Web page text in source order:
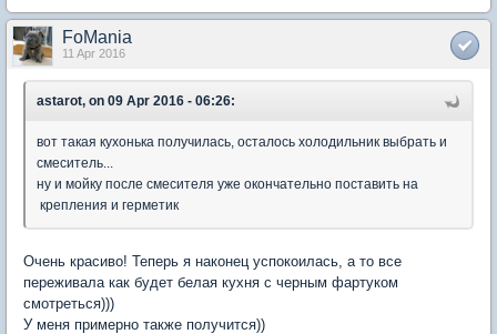
FoMania
11 Apr 2016
astarot, on 09 Apr 2016 - 06:26:
вот такая кухонька получилась, осталось холодильник выбрать и
смеситель...
ну и мойку после смесителя уже окончательно поставить на
крепления и герметик
Очень красиво! Теперь я наконец успокоилась, а то все
переживала как будет белая кухня с черным фартуком
смотреться)))
У меня примерно также получится))